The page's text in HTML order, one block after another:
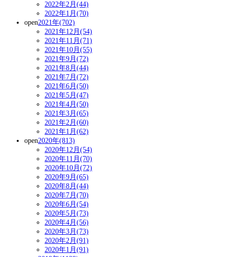
2022年2月(44)
2022年1月(70)
open2021年(702)
2021年12月(54)
2021年11月(71)
2021年10月(55)
2021年9月(72)
2021年8月(44)
2021年7月(72)
2021年6月(50)
2021年5月(47)
2021年4月(50)
2021年3月(65)
2021年2月(60)
2021年1月(62)
open2020年(813)
2020年12月(54)
2020年11月(70)
2020年10月(72)
2020年9月(65)
2020年8月(44)
2020年7月(70)
2020年6月(54)
2020年5月(73)
2020年4月(56)
2020年3月(73)
2020年2月(91)
2020年1月(91)